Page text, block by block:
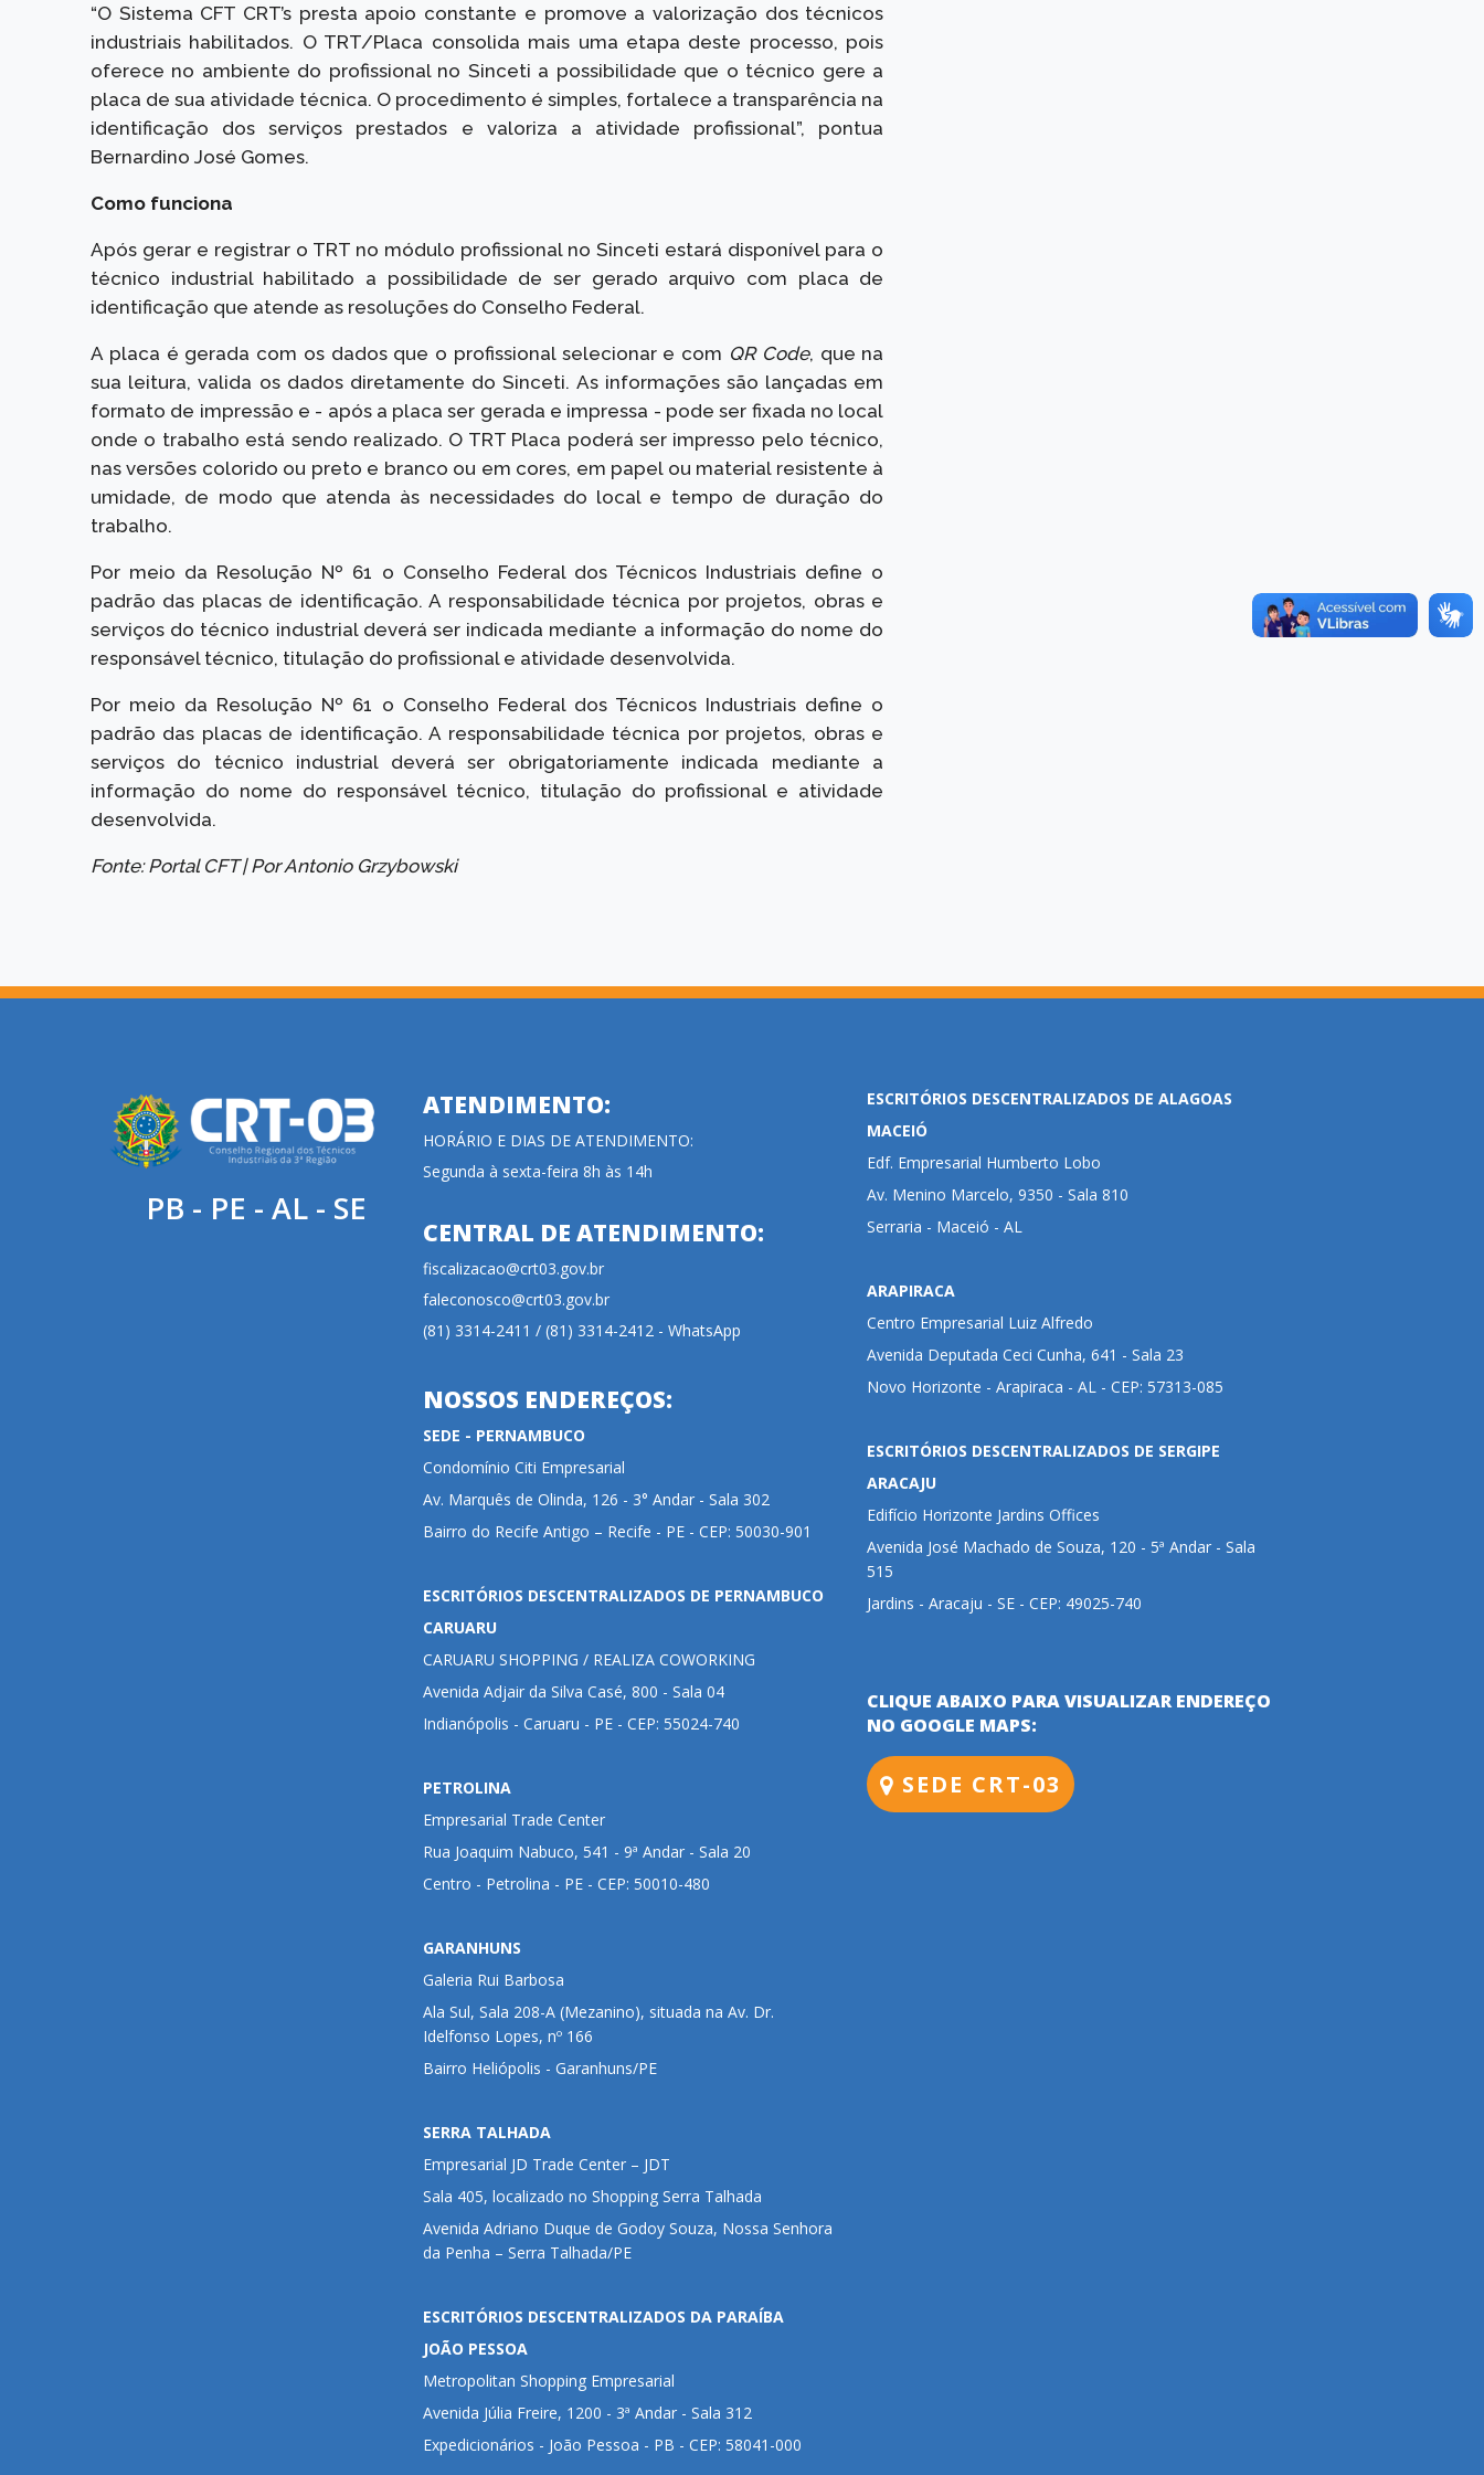
“O Sistema CFT CRT’s presta apoio constante e promove a valorização dos técnicos
industriais habilitados. O TRT/Placa consolida mais uma etapa deste processo, pois
oferece no ambiente do profissional no Sinceti a possibilidade que o técnico gere a
placa de sua atividade técnica. O procedimento é simples, fortalece a transparência na
identificação dos serviços prestados e valoriza a atividade profissional”, pontua
Bernardino José Gomes.
Como funciona
Após gerar e registrar o TRT no módulo profissional no Sinceti estará disponível para o
técnico industrial habilitado a possibilidade de ser gerado arquivo com placa de
identificação que atende as resoluções do Conselho Federal.
A placa é gerada com os dados que o profissional selecionar e com QR Code, que na
sua leitura, valida os dados diretamente do Sinceti. As informações são lançadas em
formato de impressão e - após a placa ser gerada e impressa - pode ser fixada no local
onde o trabalho está sendo realizado. O TRT Placa poderá ser impresso pelo técnico,
nas versões colorido ou preto e branco ou em cores, em papel ou material resistente à
umidade, de modo que atenda às necessidades do local e tempo de duração do
trabalho.
Por meio da Resolução Nº 61 o Conselho Federal dos Técnicos Industriais define o
padrão das placas de identificação. A responsabilidade técnica por projetos, obras e
serviços do técnico industrial deverá ser indicada mediante a informação do nome do
responsável técnico, titulação do profissional e atividade desenvolvida.
Por meio da Resolução Nº 61 o Conselho Federal dos Técnicos Industriais define o
padrão das placas de identificação. A responsabilidade técnica por projetos, obras e
serviços do técnico industrial deverá ser obrigatoriamente indicada mediante a
informação do nome do responsável técnico, titulação do profissional e atividade
desenvolvida.
Fonte: Portal CFT | PorAntonio Grzybowski
PB - PE - AL - SE
ATENDIMENTO:
HORÁRIO E DIAS DE ATENDIMENTO:
Segunda à sexta-feira 8h às 14h
CENTRAL DE ATENDIMENTO:
fiscalizacao@crt03.gov.br
faleconosco@crt03.gov.br
(81) 3314-2411 / (81) 3314-2412 - WhatsApp
NOSSOS ENDEREÇOS:
SEDE - PERNAMBUCO
Condomínio Citi Empresarial
Av. Marquês de Olinda, 126 - 3° Andar - Sala 302
Bairro do Recife Antigo – Recife - PE - CEP: 50030-901
ESCRITÓRIOS DESCENTRALIZADOS DE PERNAMBUCO
CARUARU
CARUARU SHOPPING / REALIZA COWORKING
Avenida Adjair da Silva Casé, 800 - Sala 04
Indianópolis - Caruaru - PE - CEP: 55024-740
PETROLINA
Empresarial Trade Center
Rua Joaquim Nabuco, 541 - 9ª Andar - Sala 20
Centro - Petrolina - PE - CEP: 50010-480
GARANHUNS
Galeria Rui Barbosa
Ala Sul, Sala 208-A (Mezanino), situada na Av. Dr.
Idelfonso Lopes, nº 166
Bairro Heliópolis - Garanhuns/PE
SERRA TALHADA
Empresarial JD Trade Center – JDT
Sala 405, localizado no Shopping Serra Talhada
Avenida Adriano Duque de Godoy Souza, Nossa Senhora
da Penha – Serra Talhada/PE
ESCRITÓRIOS DESCENTRALIZADOS DA PARAÍBA
JOÃO PESSOA
Metropolitan Shopping Empresarial
Avenida Júlia Freire, 1200 - 3ª Andar - Sala 312
Expedicionários - João Pessoa - PB - CEP: 58041-000
ESCRITÓRIOS DESCENTRALIZADOS DE ALAGOAS
MACEIÓ
Edf. Empresarial Humberto Lobo
Av. Menino Marcelo, 9350 - Sala 810
Serraria - Maceió - AL
ARAPIRACA
Centro Empresarial Luiz Alfredo
Avenida Deputada Ceci Cunha, 641 - Sala 23
Novo Horizonte - Arapiraca - AL - CEP: 57313-085
ESCRITÓRIOS DESCENTRALIZADOS DE SERGIPE
ARACAJU
Edifício Horizonte Jardins Offices
Avenida José Machado de Souza, 120 - 5ª Andar - Sala
515
Jardins - Aracaju - SE - CEP: 49025-740
CLIQUE ABAIXO PARA VISUALIZAR ENDEREÇO
NO GOOGLE MAPS:
SEDE CRT-03